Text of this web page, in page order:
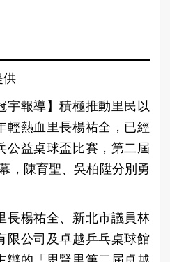
供
宇報導】積極推動里民以
輕熱血里長楊祐全，已經
公益桌球盃比賽，第二屆
，陳育聖、吳柏陞分別勇
長楊祐全、新北市議員林
限公司及卓越乒乓桌球館